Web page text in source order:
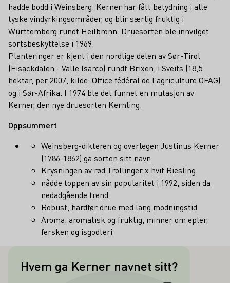
hadde bodd i Weinsberg. Kerner har fått betydning i alle
tyske vindyrkingsområder, og blir særlig fruktig i
Württemberg rundt Heilbronn. Druesorten ble innvilget
sortsbeskyttelse i 1969.
Planteringer er kjent i den nordlige delen av Sør-Tirol
(Eisackdalen - Valle Isarco) rundt Brixen, i Sveits (18,5
hektar, per 2007, kilde: Office fédéral de l'agriculture OFAG)
og i Sør-Afrika. I 1974 ble det funnet en mutasjon av
Kerner, den nye druesorten Kernling.
Oppsummert
Weinsberg-dikteren og overlegen Justinus Kerner
(1786-1862) ga sorten sitt navn
Krysningen av rød Trollinger x hvit Riesling
nådde toppen av sin popularitet i 1992, siden da
nedadgående trend
Robust, hardfør drue med lang modningstid
Aroma: aromatisk og fruktig, minner om epler,
fersken og isgodteri
Hvem ga Kerner navnet sitt?
Den ble oppkalt etter Weinsberg-